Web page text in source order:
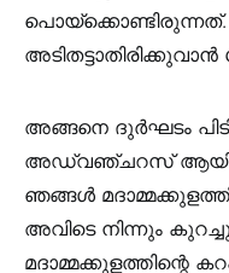
അടിതട്ടാതിരിക്കുവാൻ
അങ്ങനെ ദുർഘടം
അഡ്വഞ്ചറസ്
ഞങ്ങൾ
അവിടെ നിന്നും
മദാമ്മക്കുളത്തിന്റെ